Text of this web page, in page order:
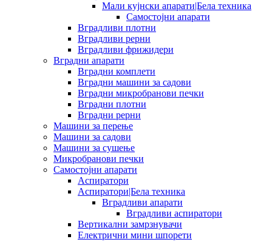
Мали кујнски апарати|Бела техника
Самостојни апарати
Вградливи плотни
Вградливи рерни
Вградливи фрижидери
Вградни апарати
Вградни комплети
Вградни машини за садови
Вградни микробранови печки
Вградни плотни
Вградни рерни
Машини за перење
Машини за садови
Машини за сушење
Микробранови печки
Самостојни апарати
Аспиратори
Аспиратори|Бела техника
Вградливи апарати
Вградливи аспиратори
Вертикални замрзнувачи
Електрични мини шпорети